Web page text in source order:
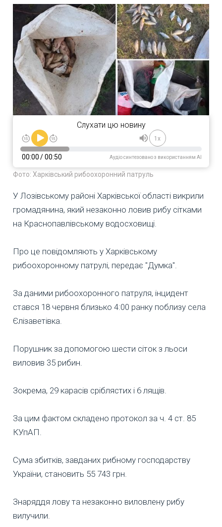
Слухати цю новину
1x
00:00/00:50 Аудіо синтезовано з використанням AI
Фото: Харківський рибоохоронний патруль
У Лозівському районі Харківської області викрили
громадянина, який незаконно ловив рибу сітками
на Краснопавлівському водосховищі.
Про це повідомляють у Харківському
рибоохоронному патрулі, передає "Думка".
За даними рибоохоронного патруля, інцидент
стався 18 червня близько 4:00 ранку поблизу села
Єлізаветівка.
Порушник за допомогою шести сіток з льоси
виловив 35 рибин.
Зокрема, 29 карасів сріблястих і 6 лящів.
За цим фактом складено протокол за ч. 4 ст. 85
КУпАП.
Сума збитків, завданих рибному господарству
України, становить 55 743 грн.
Знаряддя лову та незаконно виловлену рибу
вилучили.